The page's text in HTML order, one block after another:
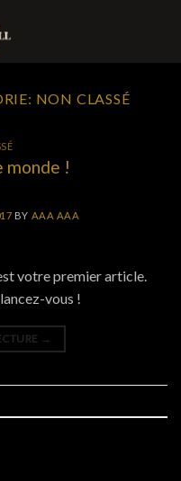
NON CLASSÉ
monde !
BY AAA AAA
votre premier article.
vous !
→